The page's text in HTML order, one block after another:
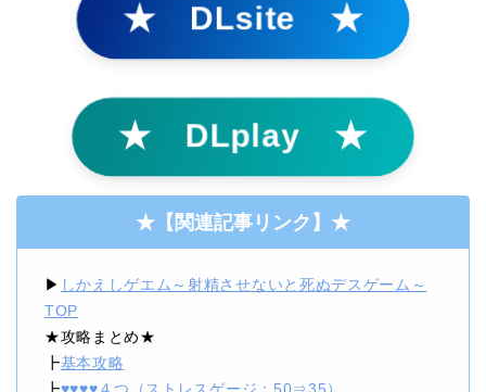
★ DLsite ★
★ DLplay ★
★ 【関連記事リンク】 ★
▶ しかえしゲエム～射精させないと死ぬデスゲーム～
TOP
★攻略まとめ★
┣基本攻略
┣♥♥♥♥４つ（ストレスゲージ：50⇒35）